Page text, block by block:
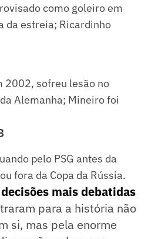
como goleiro em
da estreia; Ricardinho
2002, sofreu lesão no
Alemanha; Mineiro foi
pelo PSG antes da
fora da Copa da Rússia.
mais debatidas
para a história não
si, mas pela enorme